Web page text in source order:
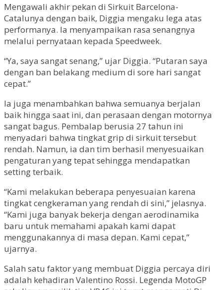
Mengawali akhir pekan di Sirkuit Barcelona-
Catalunya dengan baik, Diggia mengaku lega atas
performanya. Ia menyampaikan rasa senangnya
melalui pernyataan kepada Speedweek.
“Ya, saya sangat senang,” ujar Diggia. “Putaran saya
dengan ban belakang medium di sore hari sangat
cepat.”
Ia juga menambahkan bahwa semuanya berjalan
baik hingga saat ini, dan perasaan dengan motornya
sangat bagus. Pembalap berusia 27 tahun ini
menyadari bahwa tingkat grip di sirkuit tersebut
rendah. Namun, ia dan tim berhasil menyesuaikan
pengaturan yang tepat sehingga mendapatkan
setting terbaik.
“Kami melakukan beberapa penyesuaian karena
tingkat cengkeraman yang rendah di sini,” jelasnya.
“Kami juga banyak bekerja dengan aerodinamika
baru untuk memahami apakah kami dapat
menggunakannya di masa depan. Kami cepat,”
ujarnya.
Salah satu faktor yang membuat Diggia percaya diri
adalah kehadiran Valentino Rossi. Legenda MotoGP